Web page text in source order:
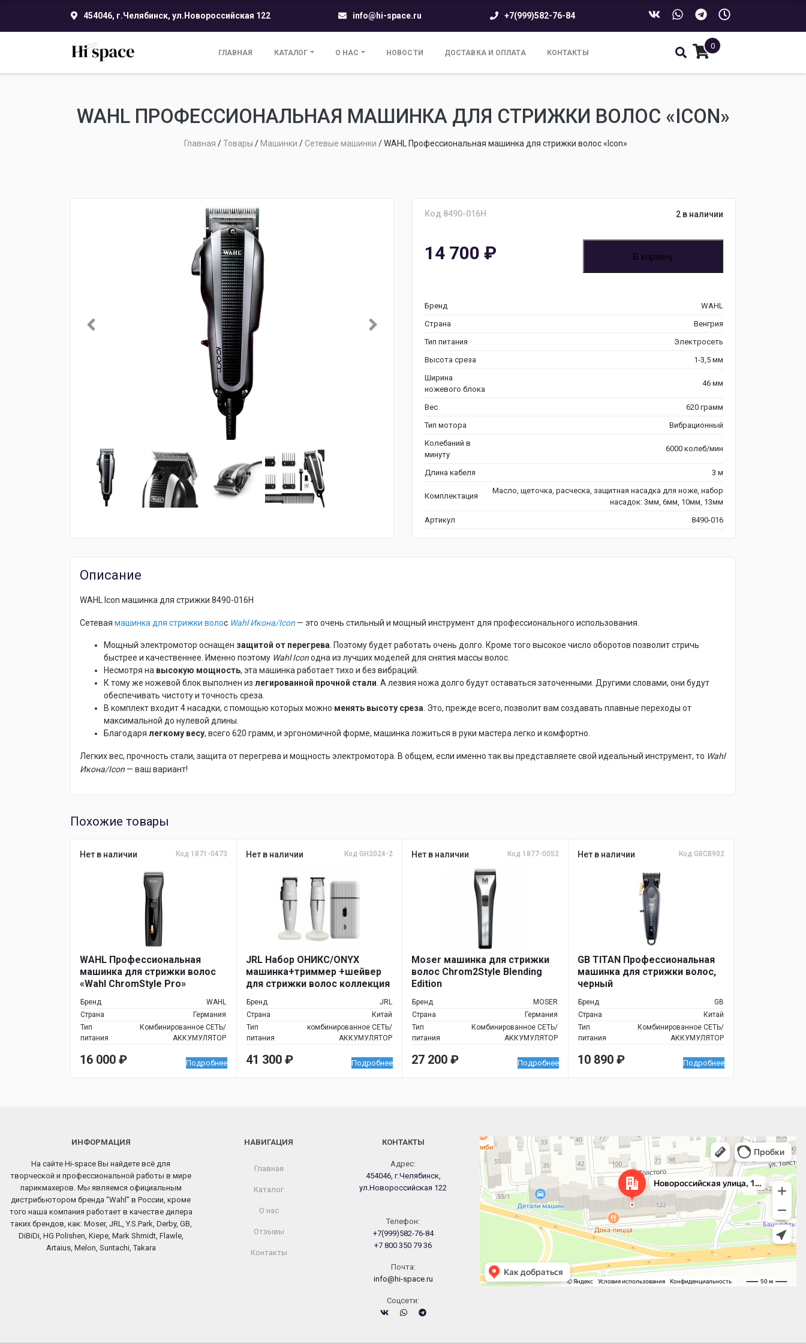
454046, г.Челябинск, ул.Новороссийская 122 info@hi-space.ru +7(999)582-76-84
ГЛАВНАЯ КАТАЛОГ О НАС НОВОСТИ ДОСТАВКА И ОПЛАТА КОНТАКТЫ
0
WAHL ПРОФЕССИОНАЛЬНАЯ МАШИНКА ДЛЯ СТРИЖКИ ВОЛОС «ICON»
Главная /Товары / Машинки /Сетевые машинки /WAHL Профессиональная машинка для стрижки волос «Icon»
Код 8490-016H 2 в наличии
14 700 ₽ В корзину
Бренд
WAHL
Страна
Венгрия
Тип питания
Электросеть
Высота среза
1-3,5 мм
Ширина
ножевого блока
46 мм
Вес
620 грамм
Тип мотора
Вибрационный
Колебаний в
минуту
6000 колеб/мин
Длина кабеля 3 м
Комплектация
Масло, щеточка, расческа, защитная насадка для ноже, набор
насадок: 3мм, 6мм, 10мм, 13мм
Артикул
8490-016
Описание
WAHL Icon машинка для стрижки 8490-016H
Сетевая машинка для стрижки волос Wahl Икона/Icon — это очень стильный и мощный инструмент для профессионального использования.
Мощный электромотор оснащен защитой от перегрева . Поэтому будет работать очень долго. Кроме того высокое число оборотов позволит стричь
быстрее и качественнее. Именно поэтому Wahl Iconодна из лучших моделей для снятия массы волос.
Несмотря на высокую мощность, эта машинка работает тихо и без вибраций.
К тому же ножевой блок выполнен из легированной прочной стали . А лезвия ножа долго будут оставаться заточенными. Другими словами, они будут
обеспечивать чистоту и точность среза.
В комплект входит 4 насадки, с помощью которых можно менять высоту среза . Это, прежде всего, позволит вам создавать плавные переходы от
максимальной до нулевой длины.
Благодаря легкому весу, всего 620 грамм, и эргономичной форме, машинка ложиться в руки мастера легко и комфортно.
Легких вес, прочность стали, защита от перегрева и мощность электромотора. В общем, если именно так вы представляете свой идеальный инструмент, то Wahl
Икона/Icon — ваш вариант!
Похожие товары
Нет в наличии Код 1871-0473
WAHL Профессиональная
машинка для стрижки волос
«Wahl ChromStyle Pro»
Бренд
WAHL
Страна
Германия
Тип
питания
Комбинированное СЕТЬ/
АККУМУЛЯТОР
16 000 ₽ Подробнее
Нет в наличии Код GH2024-2
JRL Набор ОНИКС/ONYX
машинка+триммер +шейвер
для стрижки волос коллекция
Бренд
JRL
Страна
Китай
Тип
питания
комбинированное СЕТЬ/
АККУМУЛЯТОР
41 300 ₽ Подробнее
Нет в наличии Код 1877-0052
Moser машинка для стрижки
волос Chrom2Style Blending
Edition
Бренд
MOSER
Страна
Германия
Тип
питания
Комбинированное СЕТЬ/
АККУМУЛЯТОР
27 200 ₽ Подробнее
Нет в наличии Код GBCB902
GB TITAN Профессиональная
машинка для стрижки волос,
черный
Бренд
GB
Страна
Китай
Тип
питания
Комбинированное СЕТЬ/
АККУМУЛЯТОР
10 890 ₽ Подробнее
ИНФОРМАЦИЯ
На сайте Hi-space Вы найдете всё для
творческой и профессиональной работы в мире
парикмахеров. Мы являемся официальным
дистрибьютором бренда “Wahl” в России, кроме
того наша компания работает в качестве дилера
таких брендов, как: Moser, JRL, Y.S.Park, Derby, GB,
DiBiDi, HG Polishen, Kiepe, Mark Shmidt, Flawle,
Artaius, Melon, Suntachi, Takara
НАВИГАЦИЯ
Главная
Каталог
О нас
Отзывы
Контакты
КОНТАКТЫ
Адрес:
454046, г.Челябинск,
ул.Новороссийская 122
Телефон:
+7(999)582-76-84
+7 800 350 79 36
Почта:
info@hi-space.ru
Cоцсети:
Челябинск
Новороссийская улица, 122 — Яндекс.Карты